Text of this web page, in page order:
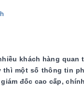
khách hàng quan
một số thông tin
đốc cao cấp,